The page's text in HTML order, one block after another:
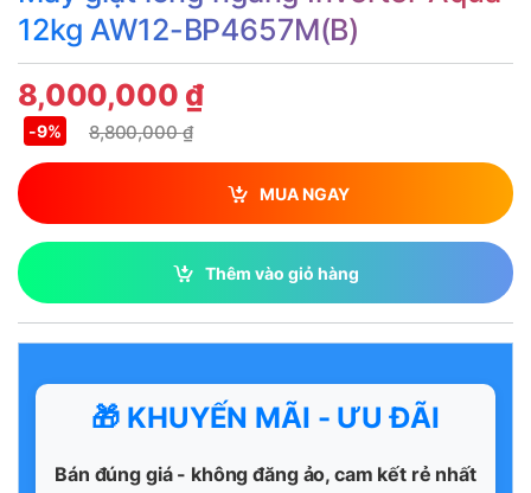
12kg AW12-BP4657M(B)
8,000,000 ₫
8,800,000₫
-9%
MUA NGAY
Thêm vào giỏ hàng
🎁 KHUYẾN MÃI - ƯU ĐÃI
Bán đúng giá - không đăng ảo, cam kết rẻ nhất